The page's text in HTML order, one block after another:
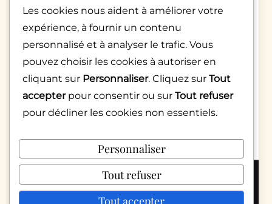
par Rédac Monde Pratique
4 avril 2026
Appels qui raccrochent
aussitôt : décryptage d’une
pratique numérique
inquiétante
par Sarah Martinez
Copyright 2026 © Mondepratique.fr |
Politique de confidentialité
Les cookies nous aident à améliorer votre
expérience, à fournir un contenu
personnalisé et à analyser le trafic. Vous
pouvez choisir les cookies à autoriser en
cliquant sur Personnaliser. Cliquez sur Tout
accepterpour consentir ou sur Tout refuser
pour décliner les cookies non essentiels.
Personnaliser
Tout refuser
Tout accepter